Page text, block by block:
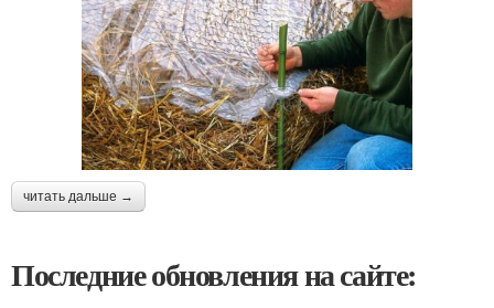
читать дальше →
Последние обновления на сайте: